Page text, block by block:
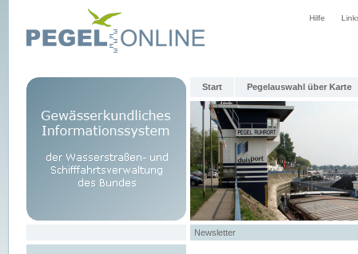
Hilfe
Start Pegelauswahl über Karte
Newsletter